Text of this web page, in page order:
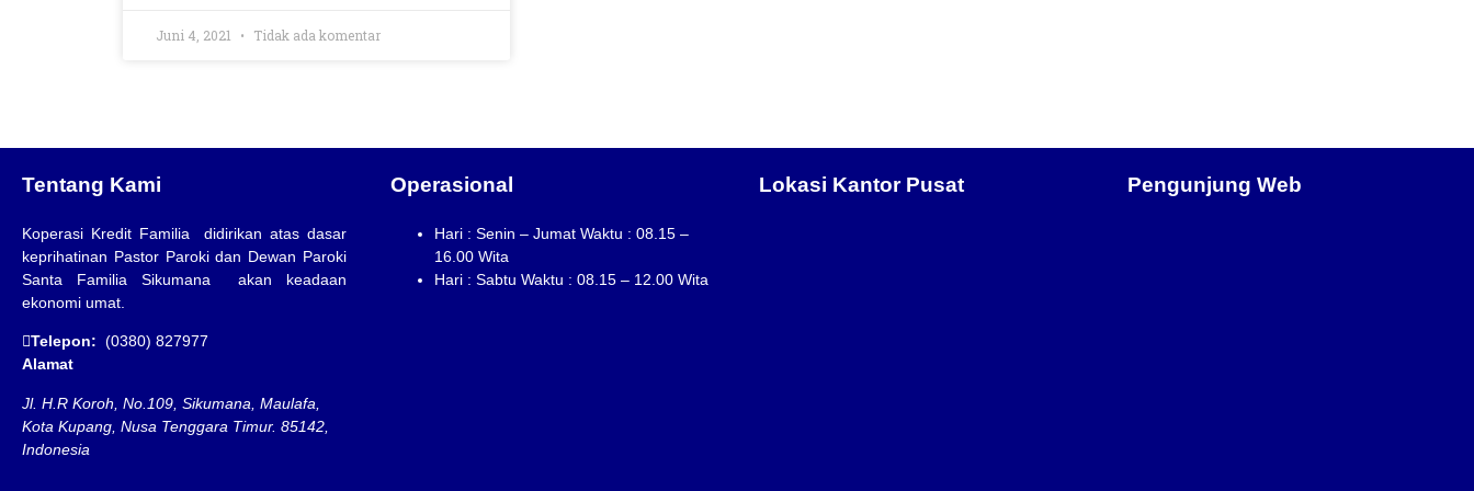
Juni 4, 2021 Tidak ada komentar
Tentang Kami
Koperasi Kredit Familia didirikan atas dasar
keprihatinan Pastor Paroki dan Dewan Paroki
Santa Familia Sikumana akan keadaan
ekonomi umat.
Telepon: (0380) 827977
Alamat
Jl. H.R Koroh, No.109, Sikumana, Maulafa,
Kota Kupang, Nusa Tenggara Timur. 85142,
Indonesia
Operasional
Hari : Senin – Jumat Waktu : 08.15 –
16.00 Wita
Hari : Sabtu Waktu : 08.15 – 12.00 Wita
Lokasi Kantor Pusat Pengunjung Web